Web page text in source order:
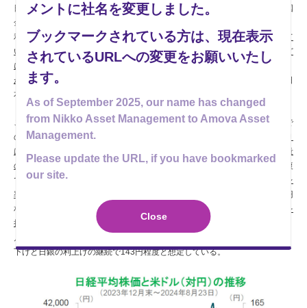
日本市場は、米国市場のセンチメントの変化をまともに受け止めた
上、米国
金利市場で4月から徐々に抜け出し始めていた「景気は減速せず好景気、金
利高継続」というシナリオが、ヘッジファンドなど足の速い投資家に残って
いたため、為替市場では円キャリーの巻き戻し 、株式市場では
先物指数など
に売り
が出たと考える。簡単に言えば、お金を借りて取引している投資家
が、急な動きに耐えられなくなった
本株の
これからの日本市場は、円高でも株高になるとみている。すでに、現時点で
の混乱の回復過程で、
は相対的に早い
米国がソフトランディングとなれば、日本からの輸入数量
の悪化は限定的 だろう。日本は輸出数量の維持と国内のコロナ禍からの回復
で、ヒト・モノ・カネの不足
人手不足継続で賃金上昇率がインフレ
率を上回れば、消費がさらに好調
しよう。円
相場の動きに左右されずに
は、
銀行株などが指数を
押し上げ、内需に強い中小型株が回復すると期待
される。弊社では、25年6
月までに日経平均株価は41,000円台に回復し、米ドル（対円）はFRBの利
下げと日銀の利上げの継続で143円程度と想定している。
メントに社名を変更しました。
ブックマークされている方は、現在表示
されているURLへの変更をお願いいたし
ます。
As of September 2025, our name has changed
from Nikko Asset Management to Amova Asset
Management.
Please update the URL, if you have bookmarked
our site.
Close